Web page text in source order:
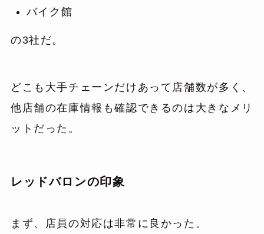
バイク館
の3社だ。
どこも大手チェーンだけあって店舗数が多く、
他店舗の在庫情報も確認できるのは大きなメリ
ットだった。
レッドバロンの印象
まず、店員の対応は非常に良かった。